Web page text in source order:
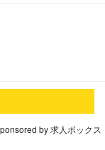
by 求人ボックス